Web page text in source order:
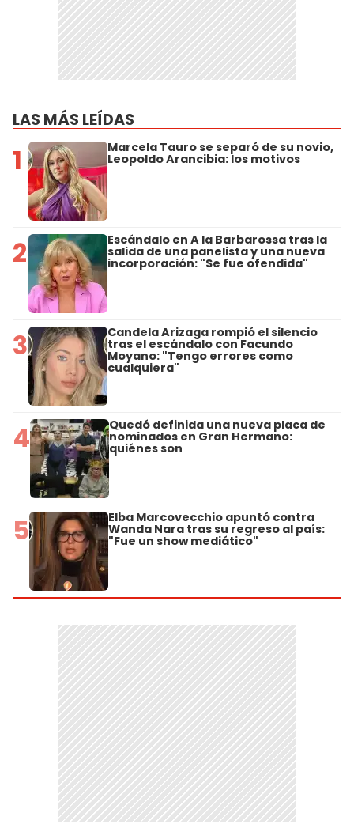
LAS MÁS LEÍDAS
1 Marcela Tauro se separó de su novio,
Leopoldo Arancibia: los motivos
2 Escándalo en A la Barbarossa tras la
salida de una panelista y una nueva
incorporación: "Se fue ofendida"
3 Candela Arizaga rompió el silencio
tras el escándalo con Facundo
Moyano: "Tengo errores como
cualquiera"
4 Quedó definida una nueva placa de
nominados en Gran Hermano:
quiénes son
5 Elba Marcovecchio apuntó contra
Wanda Nara tras su regreso al país:
"Fue un show mediático"